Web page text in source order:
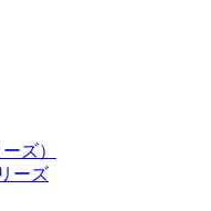
ズ）
ーズ